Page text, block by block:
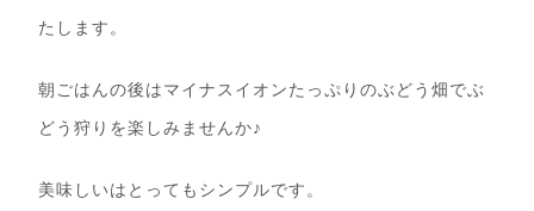
たします。
朝ごはんの後はマイナスイオンたっぷりのぶどう畑でぶ
どう狩りを楽しみませんか♪
美味しいはとってもシンプルです。